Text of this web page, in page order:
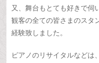
又、舞台もとても好きで伺
観客の全ての皆さまのスタ
経験致しました。
ピアノのリサイタルなどは